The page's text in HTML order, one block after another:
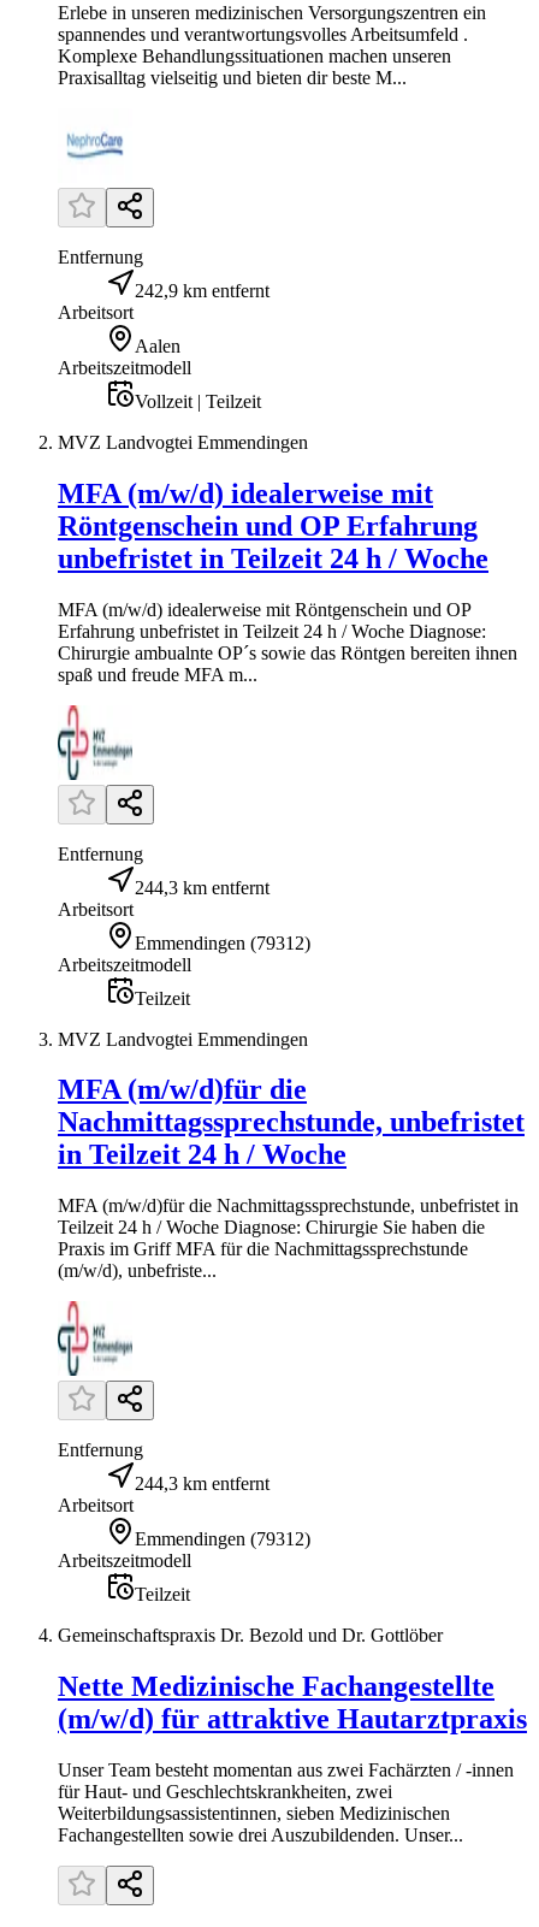
Erlebe in unseren medizinischen Versorgungszentren ein
spannendes und verantwortungsvolles Arbeitsumfeld .
Komplexe Behandlungssituationen machen unseren
Praxisalltag vielseitig und bieten dir beste M...
Entfernung
242,9 km entfernt
Arbeitsort
Aalen
Arbeitszeitmodell
Vollzeit | Teilzeit
MVZ Landvogtei Emmendingen
MFA (m/w/d) idealerweise mit
Röntgenschein und OP Erfahrung
unbefristet in Teilzeit 24 h / Woche
MFA (m/w/d) idealerweise mit Röntgenschein und OP
Erfahrung unbefristet in Teilzeit 24 h / Woche Diagnose:
Chirurgie ambualnte OP´s sowie das Röntgen bereiten ihnen
spaß und freude MFA m...
Entfernung
244,3 km entfernt
Arbeitsort
Emmendingen (79312)
Arbeitszeitmodell
Teilzeit
MVZ Landvogtei Emmendingen
MFA (m/w/d)für die
Nachmittagssprechstunde, unbefristet
in Teilzeit 24 h / Woche
MFA (m/w/d)für die Nachmittagssprechstunde, unbefristet in
Teilzeit 24 h / Woche Diagnose: Chirurgie Sie haben die
Praxis im Griff MFA für die Nachmittagssprechstunde
(m/w/d), unbefriste...
Entfernung
244,3 km entfernt
Arbeitsort
Emmendingen (79312)
Arbeitszeitmodell
Teilzeit
Gemeinschaftspraxis Dr. Bezold und Dr. Gottlöber
Nette Medizinische Fachangestellte
(m/w/d) für attraktive Hautarztpraxis
Unser Team besteht momentan aus zwei Fachärzten / -innen
für Haut- und Geschlechtskrankheiten, zwei
Weiterbildungsassistentinnen, sieben Medizinischen
Fachangestellten sowie drei Auszubildenden. Unser...